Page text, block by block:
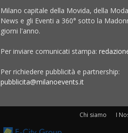
Milano capitale della Movida, della
News e gli Eventi a 360° sotto la
giorni l'anno.
Per inviare comunicati stampa:
Per richiedere pubblicità e partnership:
pubblicita@milanoevents.it
Chi siamo I